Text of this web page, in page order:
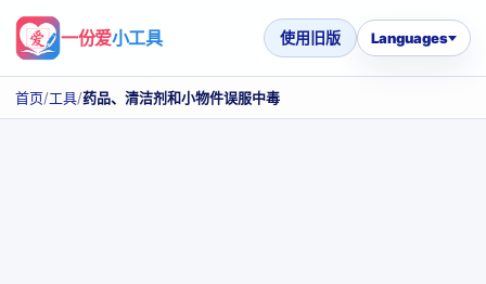
一份爱小工具 使用旧版 Languages
首页/工具/药品、清洁剂和小物件误服中毒